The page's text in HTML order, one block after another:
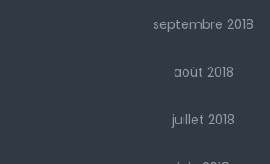
septembre 2018
août 2018
juillet 2018